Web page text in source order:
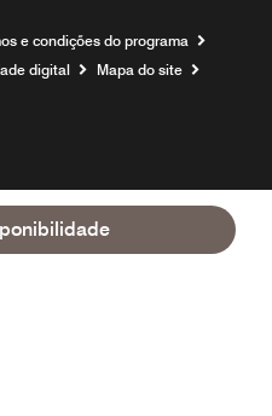
e condições do programa
digital
Mapa do site